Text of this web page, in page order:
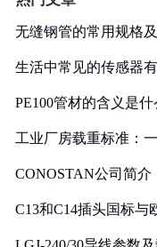
无缝钢管的常用规格
生活中常见的传感器
PE100管材的含义是什
工业厂房载重标准：
CONOSTAN公司简介
C13和C14插头国标与